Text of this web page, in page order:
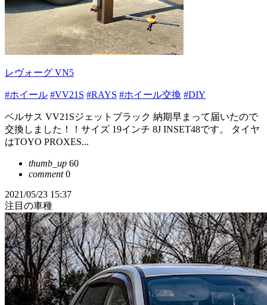
レヴォーグ VN5
#ホイール #VV21S #RAYS #ホイール交換 #DIY
ベルサス VV21Sジェットブラック 納期早まって届いたので
交換しました！！サイズ 19インチ 8J INSET48です。 タイヤ
はTOYO PROXES...
thumb_up 60
comment0
2021/05/23 15:37
注目の車種